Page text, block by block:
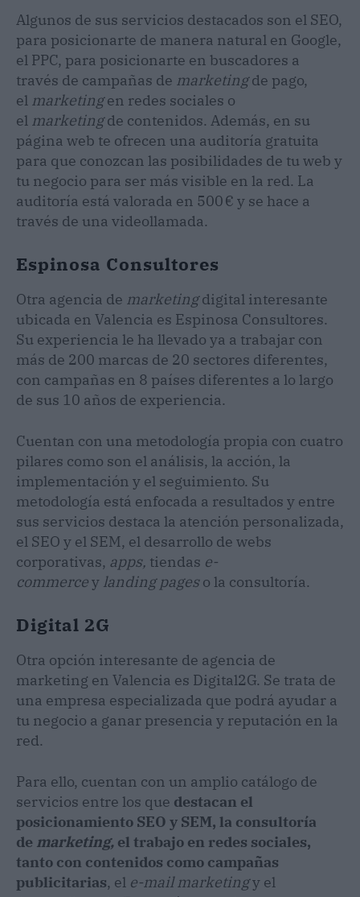
Algunos de sus servicios destacados son el SEO,
para posicionarte de manera natural en Google,
el PPC, para posicionarte en buscadores a
través de campañas de marketingde pago,
el marketingen redes sociales o
el marketingde contenidos. Además, en su
página web te ofrecen una auditoría gratuita
para que conozcan las posibilidades de tu web y
tu negocio para ser más visible en la red. La
auditoría está valorada en 500 € y se hace a
través de una videollamada.
Espinosa Consultores
Otra agencia de marketingdigital interesante
ubicada en Valencia es Espinosa Consultores.
Su experiencia le ha llevado ya a trabajar con
más de 200 marcas de 20 sectores diferentes,
con campañas en 8 países diferentes a lo largo
de sus 10 años de experiencia.
Cuentan con una metodología propia con cuatro
pilares como son el análisis, la acción, la
implementación y el seguimiento. Su
metodología está enfocada a resultados y entre
sus servicios destaca la atención personalizada,
el SEO y el SEM, el desarrollo de webs
corporativas, apps, tiendas e-
commercey landing pageso la consultoría.
Digital 2G
Otra opción interesante de agencia de
marketing en Valencia es Digital2G. Se trata de
una empresa especializada que podrá ayudar a
tu negocio a ganar presencia y reputación en la
red.
Para ello, cuentan con un amplio catálogo de
servicios entre los que destacan el
posicionamiento SEO y SEM, la consultoría
de marketing, el trabajo en redes sociales,
tanto con contenidos como campañas
publicitarias, el e-mail marketingy el